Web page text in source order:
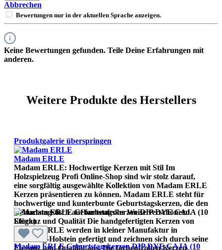
Abbrechen
Bewertungen nur in der aktuellen Sprache anzeigen.
Keine Bewertungen gefunden. Teile Deine Erfahrungen mit
anderen.
Weitere Produkte des Herstellers
Produktgalerie überspringen
Madam ERLE
Madam ERLE: Hochwertige Kerzen mit Stil Im
Holzspielzeug Profi Online-Shop sind wir stolz darauf,
eine sorgfältig ausgewählte Kollektion von Madam ERLE
Kerzen präsentieren zu können. Madam ERLE steht für
hochwertige und kunterbunte Geburtstagskerzen, die den
Geburtstagstisch auf farbenfrohe Weise verschönern.
Eleganz und Qualität Die handgefertigten Kerzen von
Madam ERLE werden in kleiner Manufaktur in
Schleswig-Holstein gefertigt und zeichnen sich durch seine
Eleganz und Qualität aus. Die farbenfrohen Kerzen
Madam ERLE Geburtstagskerzen DIP DYE CAJA (10